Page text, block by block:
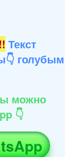
Текст
голубым
можно
👇